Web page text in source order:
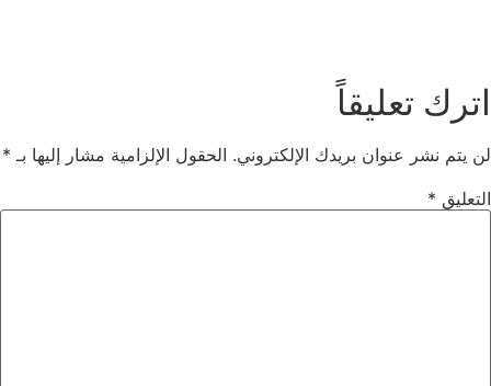
اترك تعليقاً
لن يتم نشر عنوان بريدك الإلكتروني. الحقول الإلزامية مشار إليها بـ *
التعليق *